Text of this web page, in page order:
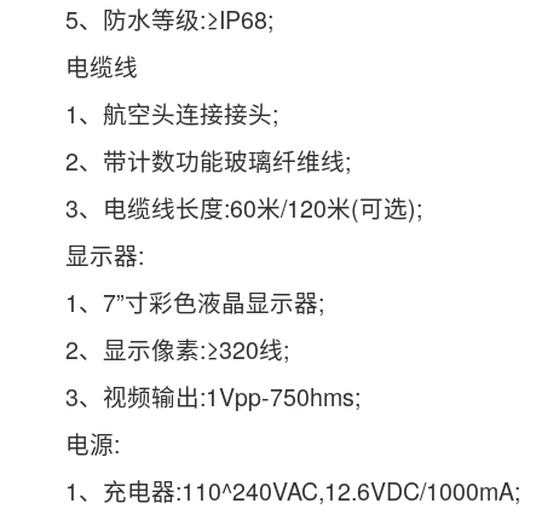
5、防水等级:≥IP68;
电缆线
1、航空头连接接头;
2、带计数功能玻璃纤维线;
3、电缆线长度:60米/120米(可选);
显示器:
1、7”寸彩色液晶显示器;
2、显示像素:≥320线;
3、视频输出:1Vpp-750hms;
电源:
1、充电器:110^240VAC,12.6VDC/1000mA;